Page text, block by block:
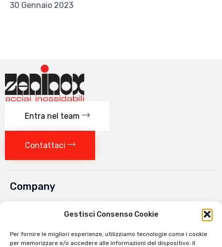
Gestisci Consenso Cookie
Per fornire le migliori esperienze, utilizziamo tecnologie come i cookie
per memorizzare e/o accedere alle informazioni del dispositivo. Il
30 Gennaio 2023
Entra nel team
Contattaci
Company
Contatti